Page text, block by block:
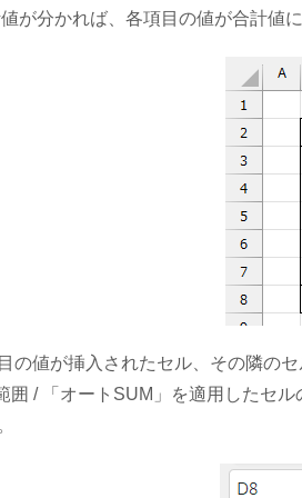
が分かれば、各項目の値が合計値
の値が挿入されたセル、その隣のセ
囲 / 「オートSUM」を適用したセル